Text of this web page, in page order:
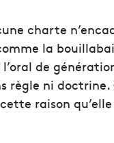
charte
la
de
règle ni doctrine.
raison